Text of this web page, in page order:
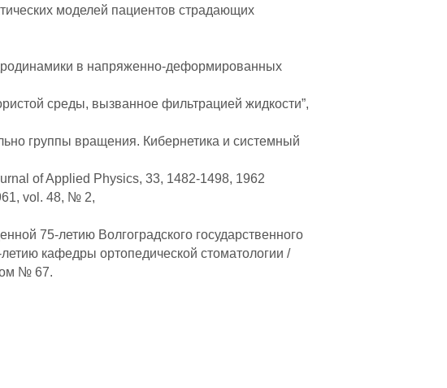
моделей пациентов страдающих
в напряженно-деформированных
среды, вызванное фильтрацией жидкости”,
группы вращения. Кибернетика и системный
of Applied Physics, 33, 1482-1498, 1962
vol. 48, № 2,
75-летию Волгоградского государственного
кафедры ортопедической стоматологии /
№ 67.